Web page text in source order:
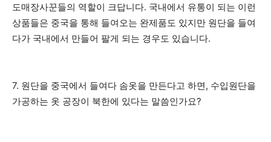
도매장사꾼들의 역할이 크답니다. 국내에서 유통이 되는 이런
상품들은 중국을 통해 들여오는 완제품도 있지만 원단을 들여
다가 국내에서 만들어 팔게 되는 경우도 있습니다.
7. 원단을 중국에서 들여다 솜옷을 만든다고 하면, 수입원단을
가공하는 옷 공장이 북한에 있다는 말씀인가요?